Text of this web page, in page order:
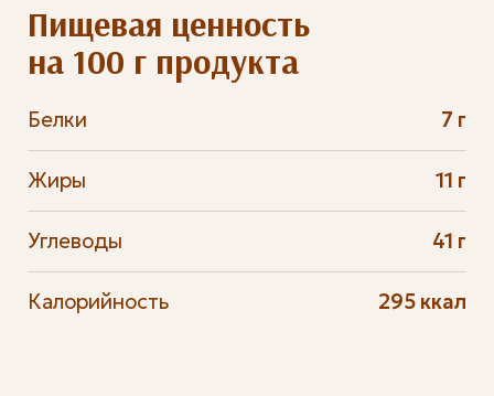
Пищевая ценность
на 100 г продукта
Белки 7 г
Жиры 11 г
Углеводы 41 г
Калорийность 295 ккал